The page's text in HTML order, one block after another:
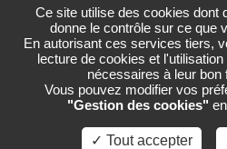
PAGE NON TROUVÉE
La page que vous demandez n'existe
Ce site utilise des cookies dont
donne le contrôle sur ce que
En autorisant ces services tiers,
lecture de cookies et
nécessaires à leur bon
Vous pouvez modifier vos
"Gestion des cookies"
✓ Tout accepter